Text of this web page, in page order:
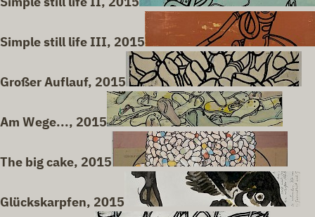
Simple still life III, 2015
Großer Auflauf, 2015
Am Wege..., 2015
The big cake, 2015
Glückskarpfen, 2015